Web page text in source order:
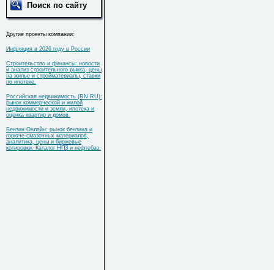
Поиск по сайту
Другие проекты компании:
Инфляция в 2026 году в России
Строительство и финансы: новости
и анализ строительного рынка, цены
на жилье и стройматериалы, ставки
по ипотеке.
Российская недвижимость (RN.RU):
рынок коммерческой и жилой
недвижимости и земли, ипотека и
оценка квартир и домов.
Бензин Онлайн: рынок бензина и
горюче-смазочных материалов,
аналитика, цены и биржевые
котировки. Каталог НПЗ и нефтебаз.